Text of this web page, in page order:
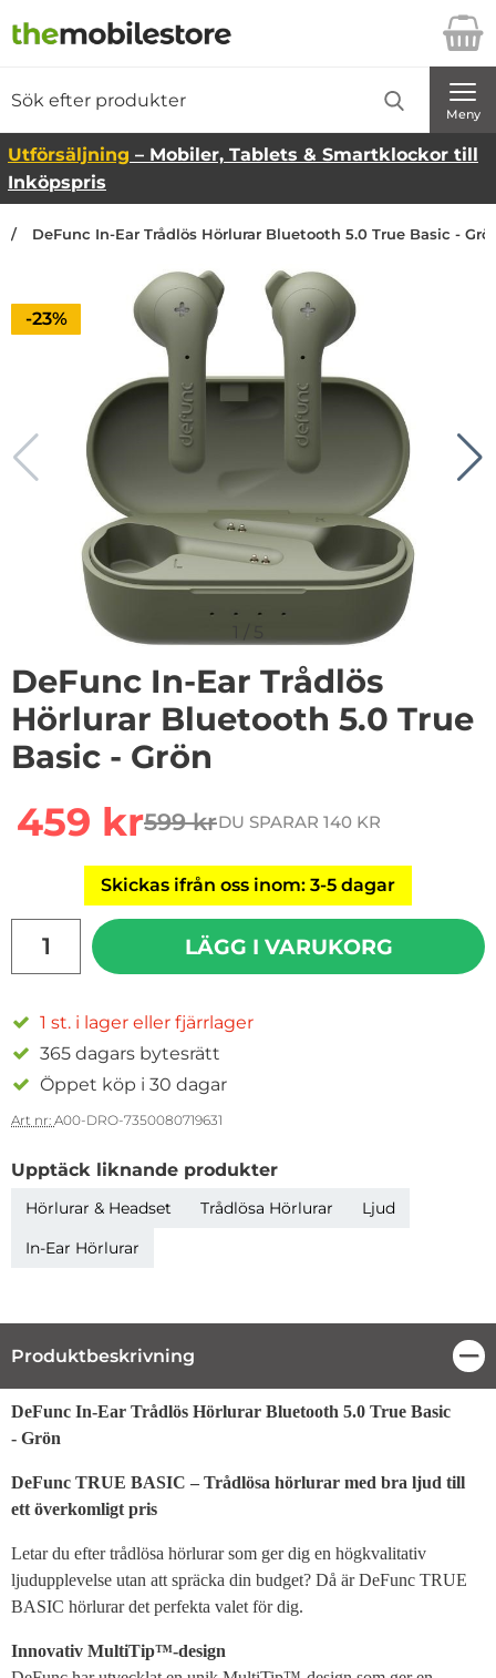
Startsidan för Danira Telecom AB
Meny
Utförsäljning – Mobiler, Tablets & Smartklockor till
Inköpspris
DeFunc In-Ear Trådlös Hörlurar Bluetooth 5.0 True Basic -
Priset är nedsatt med
-23%
DeFunc In-Ear Trådlös
Hörlurar Bluetooth 5.0 True
Basic - Grön
rea pris
459 krtidigare pris
599 krDU SPARAR 140 KR
Skickas ifrån oss inom: 3-5 dagar
LÄGG I VARUKORG
1 st. i lager eller fjärrlager
365 dagars bytesrätt
Öppet köp i 30 dagar
Art nr: A00-DRO-7350080719631
Upptäck liknande produkter
Hörlurar & Headset Trådlösa Hörlurar
Ljud
In-Ear Hörlurar
Produktbeskrivning
Produktbeskrivning
DeFunc In-Ear Trådlös Hörlurar Bluetooth 5.0 True Basic
- Grön
DeFunc TRUE BASIC – Trådlösa hörlurar med bra ljud till
ett överkomligt pris
Letar du efter trådlösa hörlurar som ger dig en högkvalitativ
ljudupplevelse utan att spräcka din budget? Då är DeFunc TRUE
BASIC hörlurar det perfekta valet för dig.
Innovativ MultiTip™-design